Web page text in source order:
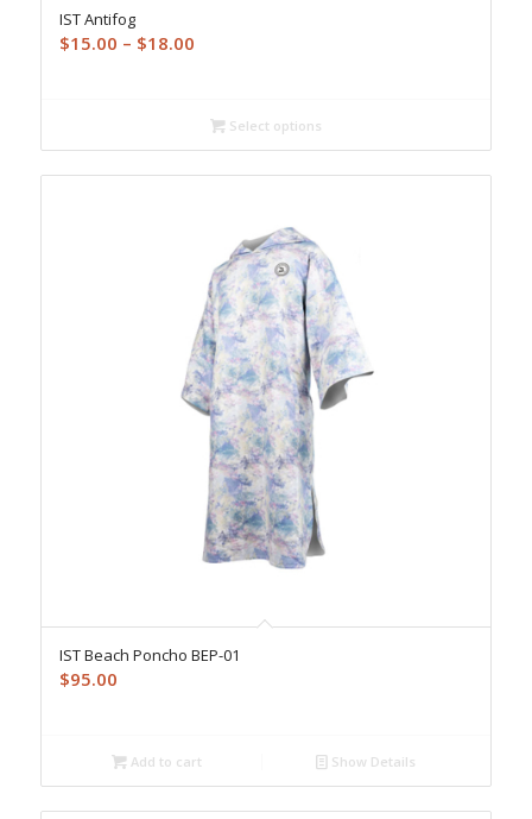
IST Antifog
$15.00 – $18.00Price
through
$18.00
Select options
IST Beach Poncho BEP-01
$95.00
Add to cart Show Details